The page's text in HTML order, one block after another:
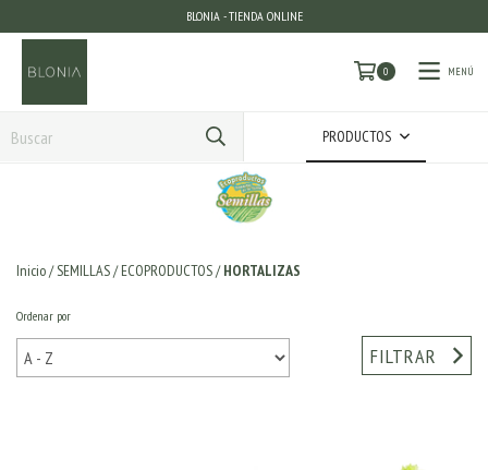
BLONIA - TIENDA ONLINE
0 MENÚ
PRODUCTOS
Inicio/ SEMILLAS/ ECOPRODUCTOS/ HORTALIZAS
Ordenar por
FILTRAR